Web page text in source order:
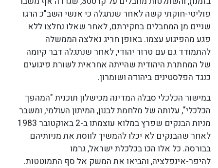
פוליטי-חוקתי קשה לאחר שנתגלה כי אנשי השב"כ הרגו
שניים מן המחבלים בחקירתם, לאחר שאלו נחלצו ללא
פגע מהפיגוע עצמו. באופן חריג נאלצה הממשלה
להתמודד גם עם טרור יהודי, לאחר שנתגלה דבר קיומה
של המחתרת היהודית שהייתה אחראית לשורת פיגועים
כנגד הפלסטינים ביהודה ושומרון.
במישור הכלכלי סבלה המדינה מכישלון תוכנית "המהפך
הכלכלי", עלותה של מלחמת לבנון, המיתון העולמי, ומשבר
מניות הבנקים שפרץ במלוא עוצמתו ב-2 באוקטובר 1983
לאחר שהבנקים לא יכלו להמשיך לווסת את מניותיהם
בבורסה. כל אלו הכו בכלכלת ישראל, גרמו
להיפר-אינפלציה, והביאו את המשק אל סף התמוטטות.